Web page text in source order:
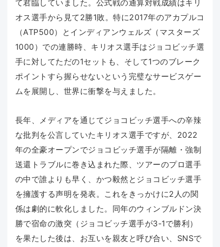
て君臨していました。公式戦の通算対戦成績はキリ
オス選手から見て2勝1敗。特に2017年のアカプルコ
（ATP500）とインディアンウェルズ（マスターズ
1000）での連勝時、キリオス選手はジョコビッチ選
手に対してただの1セットも、そして1つのブレーク
ポイントすら握らせないという完璧なサービスゲー
ムを展開し、世界に衝撃を与えました。
長年、メディアを通じてジョコビッチ選手への辛辣
な批判を公言していたキリオス選手ですが、2022
年の全豪オープンでジョコビッチ選手が隔離・強制
送還トラブルに巻き込まれた際、ツアーのプロ選手
の中で誰よりも早く、かつ毅然とジョコビッチ選手
を擁護する声明を発表。これをきっかけに2人の関
係は劇的に軟化しました。同年のウィンブルドン決
勝で宿命の激突（ジョコビッチ選手が3-1で勝利）
を果たした後は、お互いを親友と呼び合い、SNSで